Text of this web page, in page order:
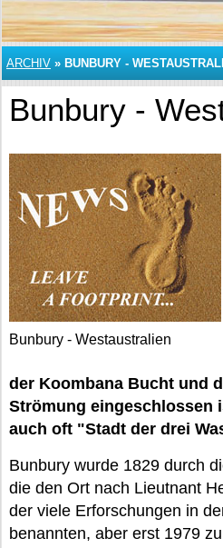
ARCHIV » BUNBURY -
Bunbury -
Bunbury - Westaustralien
der Koombana Bucht und
Strömung eingeschlossen
auch oft "Stadt der drei
Bunbury wurde 1829 durch
die den Ort nach Lieutnant
der viele Erforschungen in
benannten, aber erst 1979